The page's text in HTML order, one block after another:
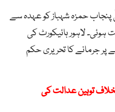
پنجاب حمزہ شہباز کو عہدہ سے
لاہور ہائیکورٹ کی
جرمانے کا تحریری حکم
توہین عدالت کی